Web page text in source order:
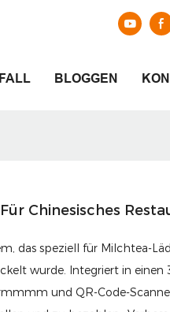
FALL BLOGGEN
Chinesisches
das speziell für Milchtea-
wurde. Integriert in einen
und QR-Code-